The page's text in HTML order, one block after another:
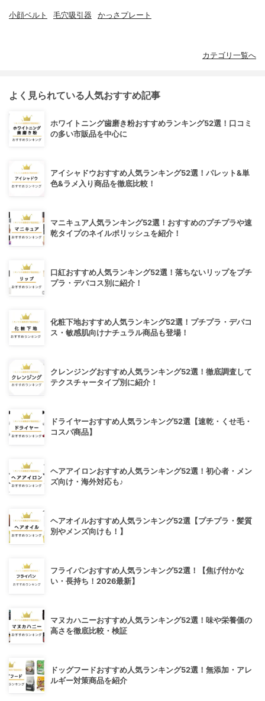
小顔ベルト 毛穴吸引器 かっさプレート
カテゴリ一覧へ
よく見られている人気おすすめ記事
ホワイトニング歯磨き粉おすすめランキング52選！口コミ
の多い市販品を中心に
アイシャドウおすすめ人気ランキング52選！パレット&単
色&ラメ入り商品を徹底比較！
マニキュア人気ランキング52選！おすすめのプチプラや速
乾タイプのネイルポリッシュを紹介！
口紅おすすめ人気ランキング52選！落ちないリップをプチ
プラ・デパコス別に紹介！
化粧下地おすすめ人気ランキング52選！プチプラ・デパコ
ス・敏感肌向けナチュラル商品も登場！
クレンジングおすすめ人気ランキング52選！徹底調査して
テクスチャータイプ別に紹介！
ドライヤーおすすめ人気ランキング52選【速乾・くせ毛・
コスパ商品】
ヘアアイロンおすすめ人気ランキング52選！初心者・メン
ズ向け・海外対応も♪
ヘアオイルおすすめ人気ランキング52選【プチプラ・髪質
別やメンズ向けも！】
フライパンおすすめ人気ランキング52選！【焦げ付かな
い・長持ち！2026最新】
マヌカハニーおすすめ人気ランキング52選！味や栄養価の
高さを徹底比較・検証
ドッグフードおすすめ人気ランキング52選！無添加・アレ
ルギー対策商品を紹介